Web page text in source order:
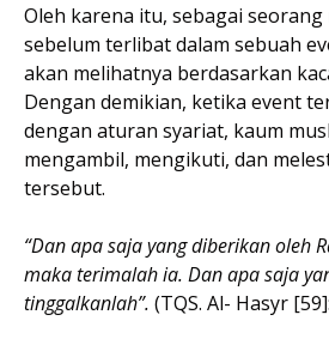
Oleh karena itu, sebagai
sebelum terlibat dalam sebuah
akan melihatnya berdasarkan
Dengan demikian, ketika event
dengan aturan syariat, kaum
mengambil, mengikuti, dan
tersebut.
“Dan apa saja yang diberikan oleh
maka terimalah ia. Dan apa saja
tinggalkanlah”. (TQS. Al- Hasyr